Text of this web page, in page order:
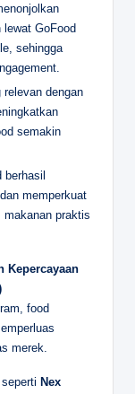
lewat GoFood
sehingga
relevan dengan
semakin
memperkuat
makanan praktis
Kepercayaan
food
merek.
Nex